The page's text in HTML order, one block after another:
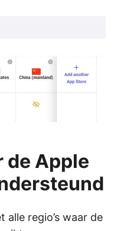
de Apple
alle regio’s waar de